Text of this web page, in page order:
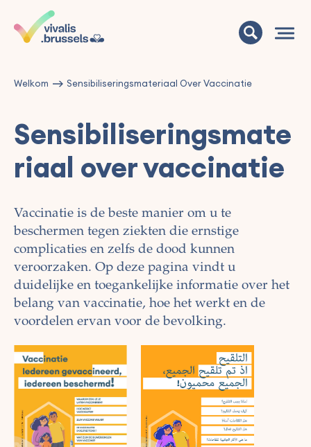
Welkom Sensibiliseringsmateriaal Over Vaccinatie
Sensibiliseringsmate
riaal over vaccinatie
Vaccinatie is de beste manier om u te
beschermen tegen ziekten die ernstige
complicaties en zelfs de dood kunnen
veroorzaken. Op deze pagina vindt u
duidelijke en toegankelijke informatie over het
belang van vaccinatie, hoe het werkt en de
voordelen ervan voor de bevolking.